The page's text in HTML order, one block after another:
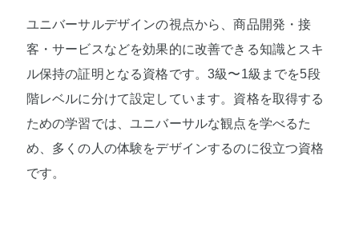
ユニバーサルデザインの視点から、商品開発・接
客・サービスなどを効果的に改善できる知識とスキ
ル保持の証明となる資格です。3級〜1級までを5段
階レベルに分けて設定しています。資格を取得する
ための学習では、ユニバーサルな観点を学べるた
め、多くの人の体験をデザインするのに役立つ資格
です。